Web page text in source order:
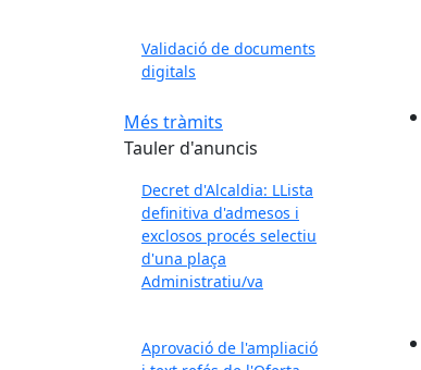
Validació de documents
digitals
Més tràmits
Tauler d'anuncis
Decret d'Alcaldia: LLista
definitiva d'admesos i
exclosos procés selectiu
d'una plaça
Administratiu/va
Aprovació de l'ampliació